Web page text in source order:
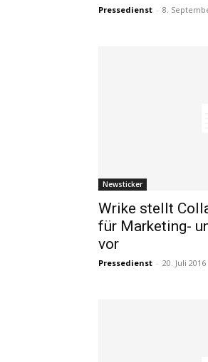
Pressedienst - 8.
Newsticker
Wrike stellt
für Marketing-
vor
Pressedienst - 20. Juli 2016